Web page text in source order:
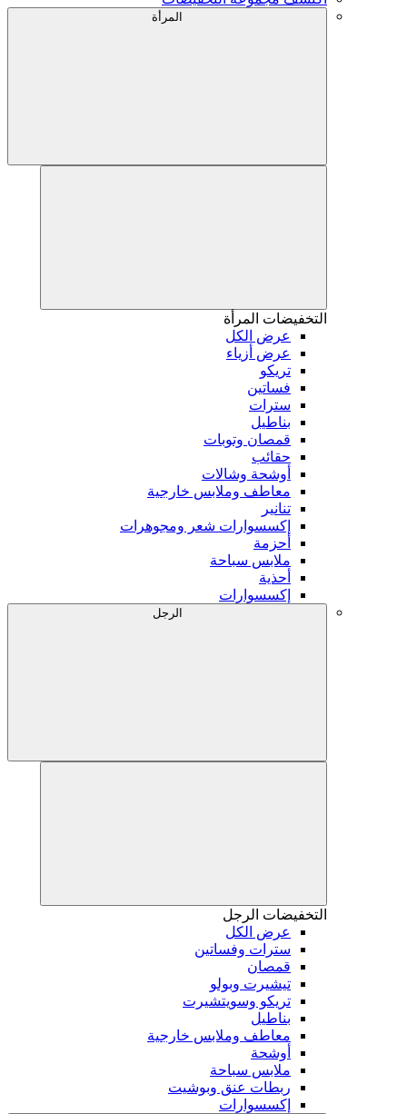
المرأة
التخفيضات المرأة
عرض الكل
عرض أزياء
تريكو
فساتين
سترات
بناطيل
قمصان وتوبات
حقائب
أوشحة وشالات
معاطف وملابس خارجية
تنانير
إكسسوارات شعر ومجوهرات
أحزمة
ملابس سباحة
أحذية
إكسسوارات
الرجل
التخفيضات الرجل
عرض الكل
سترات وفساتين
قمصان
تيشيرت وبولو
تريكو وسويتشيرت
بناطيل
معاطف وملابس خارجية
أوشحة
ملابس سباحة
ربطات عنق وبوشيت
إكسسوارات